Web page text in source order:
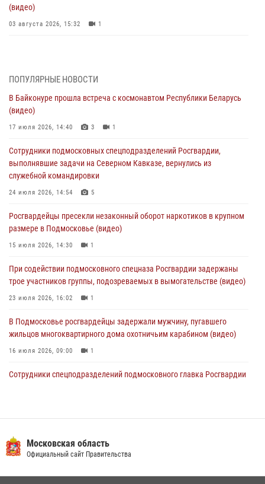
(видео)
03 августа 2026, 15:32 1
03 августа 2026, 15:08 1
В Подмосковье отметили годовщину со Дня образования ОМОН
«Пересвет»
02 августа 2026, 18:01
Офицер подмосковного главка Росгвардии стал гостем эфира
«Радио 1»
01 августа 2026, 17:57
крупную сумму в Подмосковье
31 июля 2026, 13:00
действиях в Подмосковье (видео)
31 июля 2026, 09:00
ПОПУЛЯРНЫЕ НОВОСТИ
В Байконуре прошла встреча с космонавтом Республики Беларусь
(видео)
17 июля 2026, 14:40 3 1
Сотрудники подмосковных спецподразделений Росгвардии,
выполнявшие задачи на Северном Кавказе, вернулись из
служебной командировки
24 июля 2026, 14:54 5
Росгвардейцы пресекли незаконный оборот наркотиков в крупном
размере в Подмосковье (видео)
15 июля 2026, 14:30 1
При содействии подмосковного спецназа Росгвардии задержаны
трое участников группы, подозреваемых в вымогательстве (видео)
23 июля 2026, 16:02 1
В Подмосковье росгвардейцы задержали мужчину, пугавшего
жильцов многоквартирного дома охотничьим карабином (видео)
16 июля 2026, 09:00 1
Сотрудники спецподразделений подмосковного главка Росгвардии
федеральном розыске (видео)
22 июля 2026, 14:15 1
Московская область
Официальный сайт Правительства